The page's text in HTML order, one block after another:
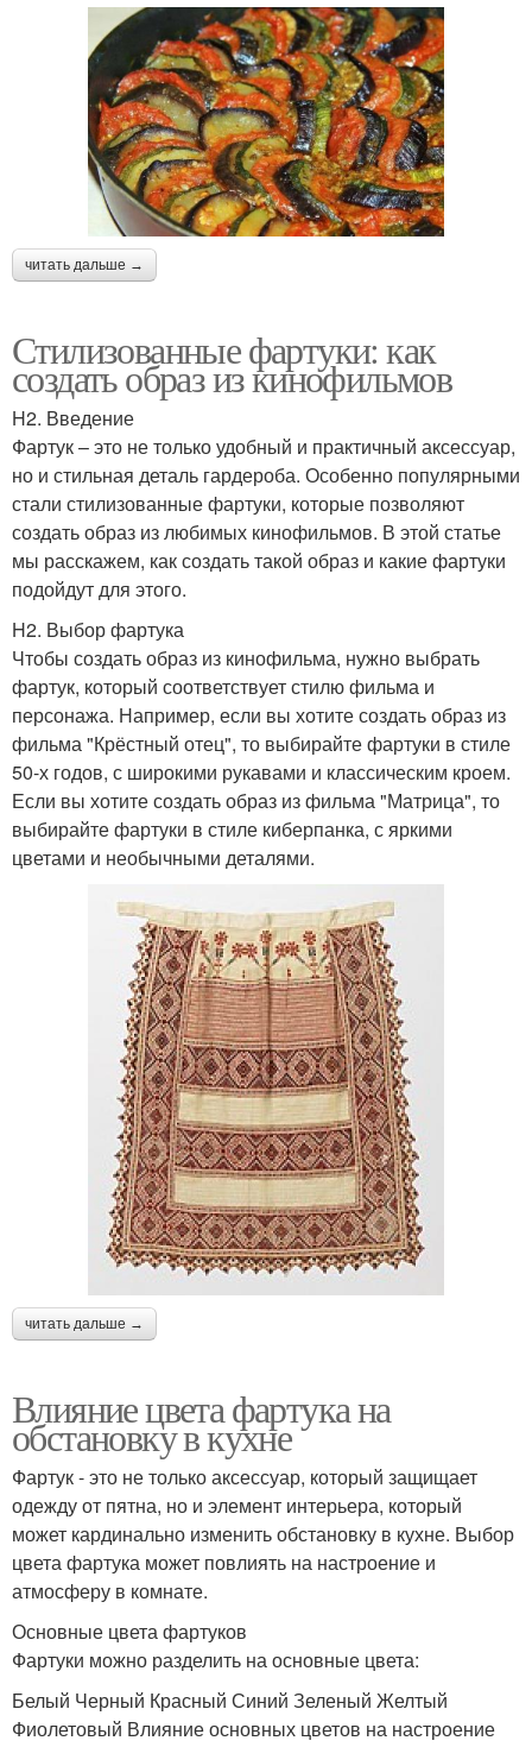
читать дальше →
Стилизованные фартуки: как
создать образ из кинофильмов
H2. Введение
Фартук – это не только удобный и практичный аксессуар,
но и стильная деталь гардероба. Особенно популярными
стали стилизованные фартуки, которые позволяют
создать образ из любимых кинофильмов. В этой статье
мы расскажем, как создать такой образ и какие фартуки
подойдут для этого.
H2. Выбор фартука
Чтобы создать образ из кинофильма, нужно выбрать
фартук, который соответствует стилю фильма и
персонажа. Например, если вы хотите создать образ из
фильма "Крёстный отец", то выбирайте фартуки в стиле
50-х годов, с широкими рукавами и классическим кроем.
Если вы хотите создать образ из фильма "Матрица", то
выбирайте фартуки в стиле киберпанка, с яркими
цветами и необычными деталями.
читать дальше →
Влияние цвета фартука на
обстановку в кухне
Фартук - это не только аксессуар, который защищает
одежду от пятна, но и элемент интерьера, который
может кардинально изменить обстановку в кухне. Выбор
цвета фартука может повлиять на настроение и
атмосферу в комнате.
Основные цвета фартуков
Фартуки можно разделить на основные цвета:
Белый Черный Красный Синий Зеленый Желтый
Фиолетовый Влияние основных цветов на настроение